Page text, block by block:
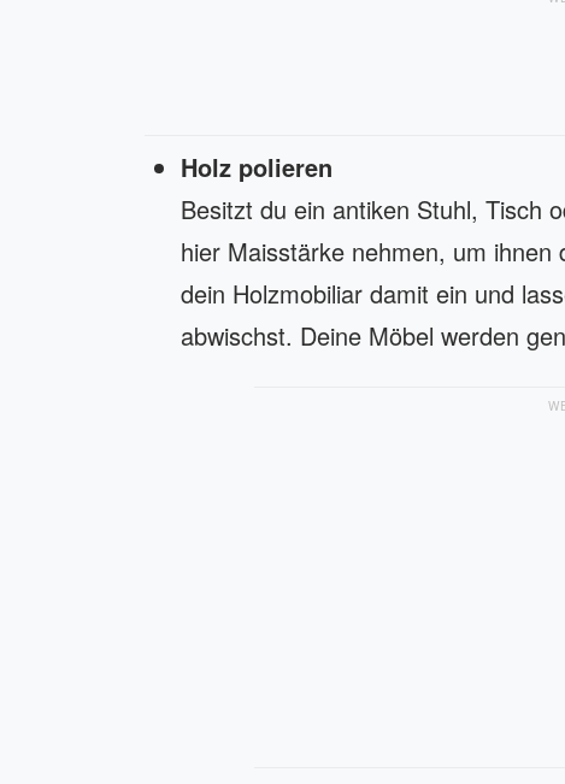
Holz polieren
Besitzt du ein antiken Stuhl, Tisch
hier Maisstärke nehmen, um
dein Holzmobiliar damit ein und
abwischst. Deine Möbel werden